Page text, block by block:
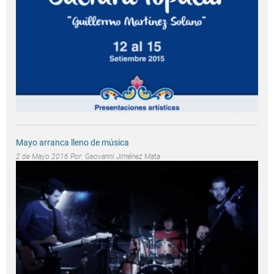
Mayo arranca lleno de música
2 de Mayo 2016 Por: Geovanni Jiménez Mata